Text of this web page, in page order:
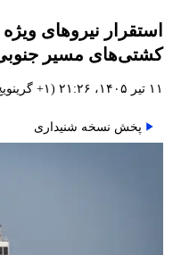
استقرار نیروهای
کشتی‌های مسیر
۱۱ تیر ۱۴۰۵، ۲۱:۲۶ (‎+۱ گرینویچ)
پخش نسخه شنیداری